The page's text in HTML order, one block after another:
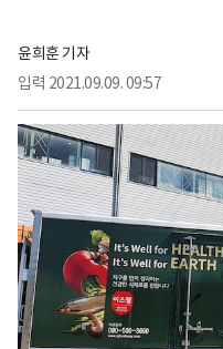
윤희훈 기자
입력 2021.09.09. 09:57